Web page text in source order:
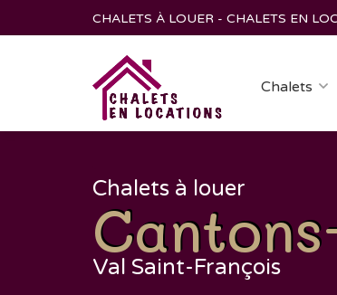
CHALETS À LOUER - CHALETS EN
Chalets
Chalets à louer
Val Saint-François